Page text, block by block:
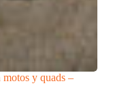
motos y quads –